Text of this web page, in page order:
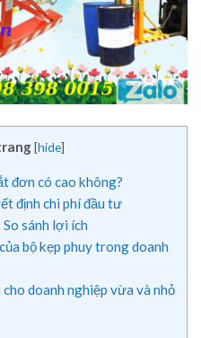
[hide]
đơn có cao không?
định chi phí đầu tư
sánh lợi ích
bộ kẹp phuy trong doanh
doanh nghiệp vừa và nhỏ